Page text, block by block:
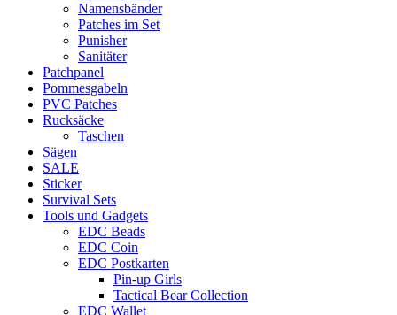
Namensbänder
Patches im Set
Punisher
Sanitäter
Patchpanel
Pommesgabeln
PVC Patches
Rucksäcke
Taschen
Sägen
SALE
Sticker
Survival Sets
Tools und Gadgets
EDC Beads
EDC Coin
EDC Postkarten
Pin-up Girls
Tactical Bear Collection
EDC Wallet